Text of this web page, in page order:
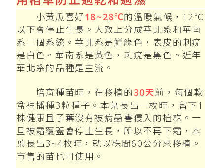
小黃瓜喜好18~28℃的溫暖氣候，12℃
以下會停止生長。大致上分成華北系和華南
系二個系統。華北系是鮮綠色，表皮的刺疣
是白色。華南系是黃色，刺疣是黑色。近年
華北系的品種是主流。
培育種苗時，在移植的30天前，每個軟
盆裡播種3粒種子。本葉長出一枚時，留下1
株健康且子葉沒有被病蟲害侵入的植株。一
旦被霜覆蓋會停止生長，所以不再下霜，本
葉長出3~4枚時，就以株間60公分來移植。
市售的苗也可使用。